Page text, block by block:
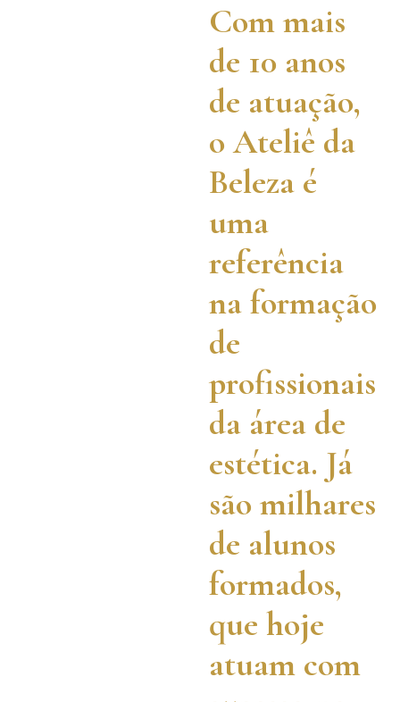
Com mais
de 10 anos
de atuação,
o Ateliê da
Beleza é
uma
referência
na formação
de
profissionais
da área de
estética. Já
são milhares
de alunos
formados,
que hoje
atuam com